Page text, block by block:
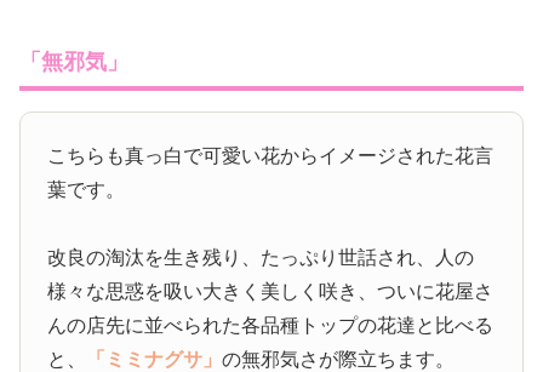
「無邪気」
こちらも真っ白で可愛い花からイメージされた花言
葉です。
改良の淘汰を生き残り、たっぷり世話され、人の
様々な思惑を吸い大きく美しく咲き、ついに花屋さ
んの店先に並べられた各品種トップの花達と比べる
と、
「ミミナグサ」の無邪気さが際立ちます。